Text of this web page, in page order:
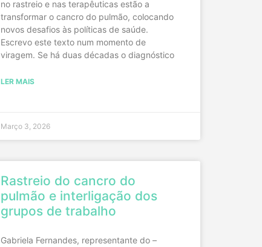
no rastreio e nas terapêuticas estão a
transformar o cancro do pulmão, colocando
novos desafios às políticas de saúde.
Escrevo este texto num momento de
viragem. Se há duas décadas o diagnóstico
LER MAIS
Março 3, 2026
Rastreio do cancro do
pulmão e interligação dos
grupos de trabalho
Gabriela Fernandes, representante do –